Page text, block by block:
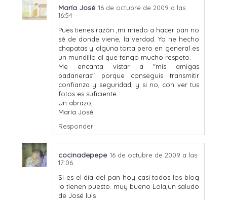
María José 16 de octubre de 2009 a las
16:54
Pues tienes razón ,mi miedo a hacer pan no
sé de donde viene, la verdad. Yo he hecho
chapatas y alguna torta pero en general es
un mundillo al que tengo mucho respeto.
Me encanta vistar a "mis amigas
padaneras" porque conseguis transmitir
confianza y seguridad, y si no, con ver tus
fotos es suficiente.
Un abrazo,
María José
Responder
cocinadepepe 16 de octubre de 2009 a las
17:06
Si es el día del pan hoy casi todos los blog
lo tienen puesto. muy bueno Lola,un saludo
de José luis